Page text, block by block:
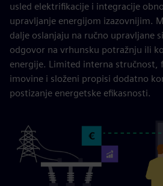
usled elektrifikacije i integracije
upravljanje energijom izazovnijim.
dalje oslanjaju na ručno upravljane
odgovor na vrhunsku potražnju ili
energije. Limited interna stručnost,
imovine i složeni propisi dodatno
postizanje energetske efikasnosti.